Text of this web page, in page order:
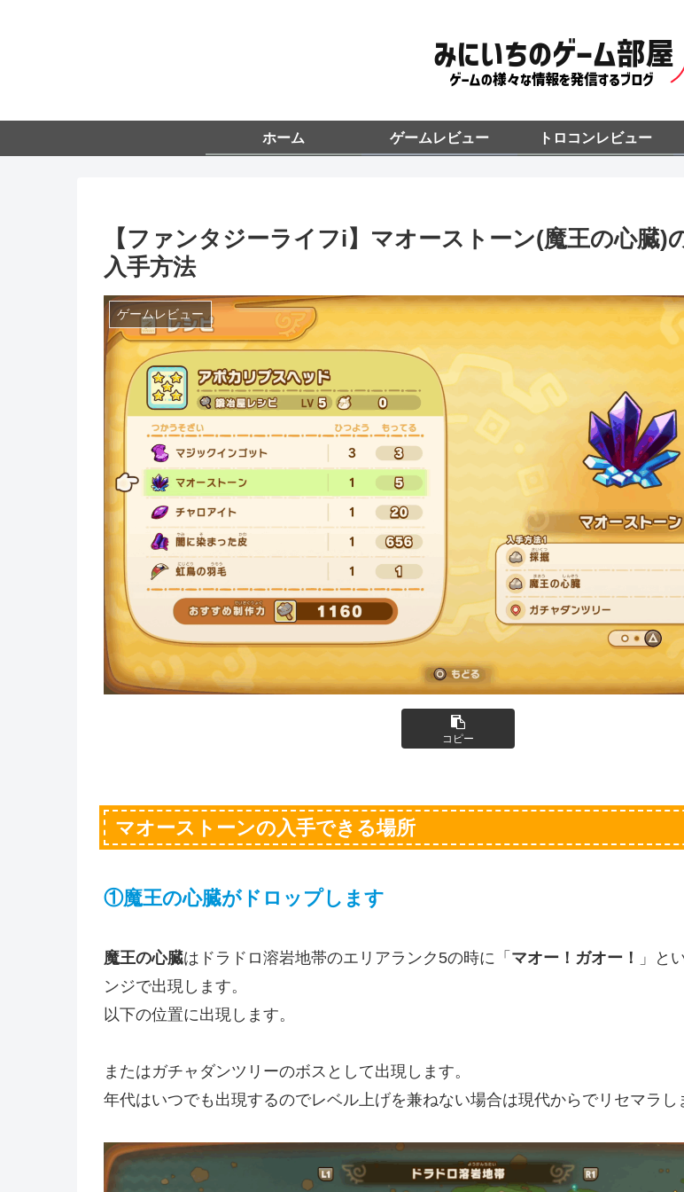
ホーム ゲームレビュー トロコンレビュー
【ファンタジーライフi】マオーストーン(魔王の心臓)
入手方法
ゲームレビュー
コピー
マオーストーンの入手できる場所
①魔王の心臓がドロップします
魔王の心臓はドラドロ溶岩地帯のエリアランク5の時に「 マオー！ガオー！
」と
ンジで出現します。
以下の位置に出現します。
またはガチャダンツリーのボスとして出現します。
年代はいつでも出現するのでレベル上げを兼ねない場合は現代からでリセマラし